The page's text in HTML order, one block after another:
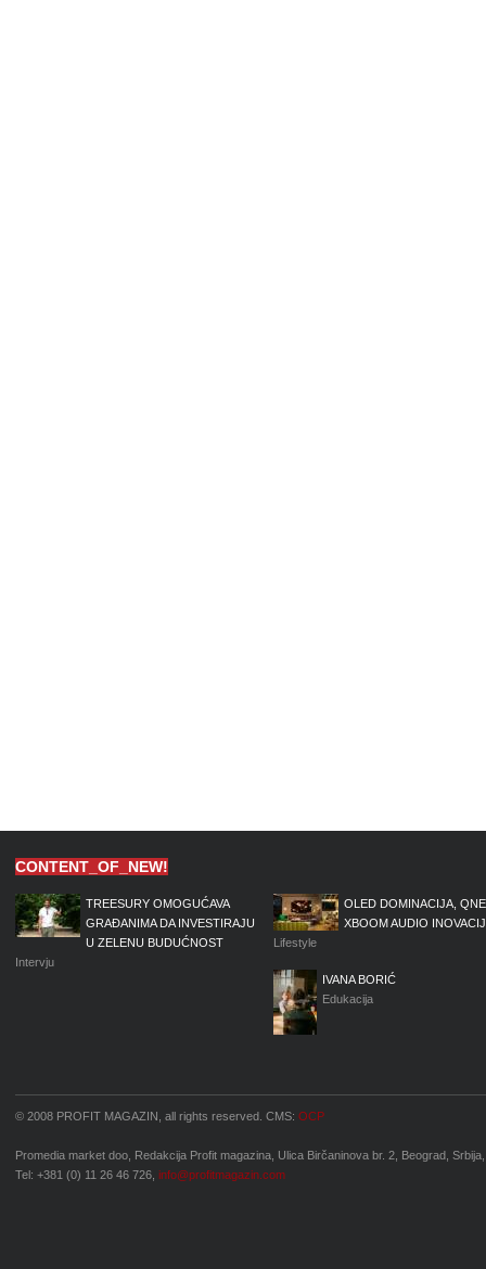
CONTENT_OF_NEW!
TREESURY OMOGUĆAVA
GRAĐANIMA DA INVESTIRAJU
U ZELENU BUDUĆNOST
Intervju
OLED DOMINACIJA,
XBOOM AUDIO
Lifestyle
IVANA BORIĆ
Edukacija
© 2008 PROFIT MAGAZIN, all rights reserved. CMS: OCP
Promedia market doo, Redakcija Profit magazina, Ulica Birčaninova br. 2, Beograd, Srbija,
Tel: +381 (0) 11 26 46 726, info@profitmagazin.com